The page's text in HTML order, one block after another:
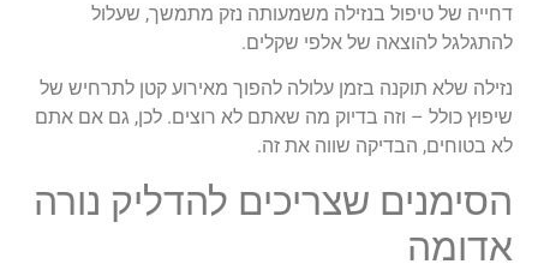
דחייה של טיפול בנזילה משמעותה נזק מתמשך, שעלול
להתגלגל להוצאה של אלפי שקלים.
נזילה שלא תוקנה בזמן עלולה להפוך מאירוע קטן לתרחיש של
שיפוץ כולל – וזה בדיוק מה שאתם לא רוצים. לכן, גם אם אתם
לא בטוחים, הבדיקה שווה את זה.
הסימנים שצריכים להדליק נורה
אדומה